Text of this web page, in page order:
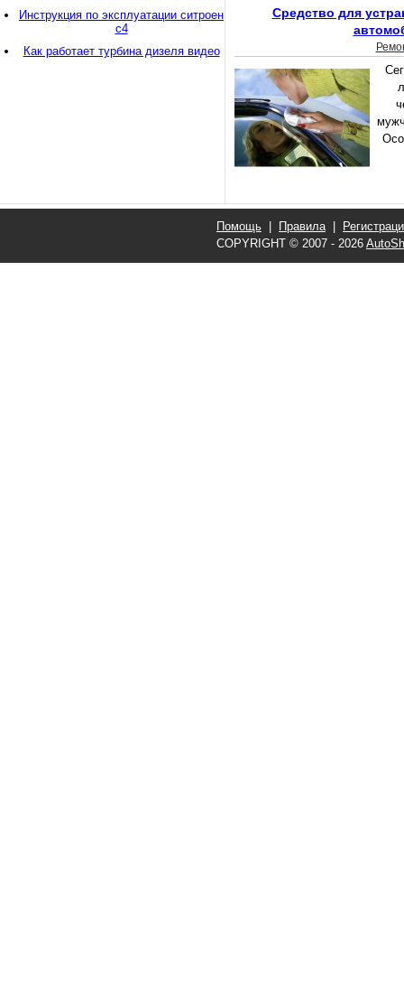
Средство для
Инструкция по эксплуатации ситроен
с4
Как работает турбина дизеля видео
Помощь Правила|
COPYRIGHT © 2007 - 2026